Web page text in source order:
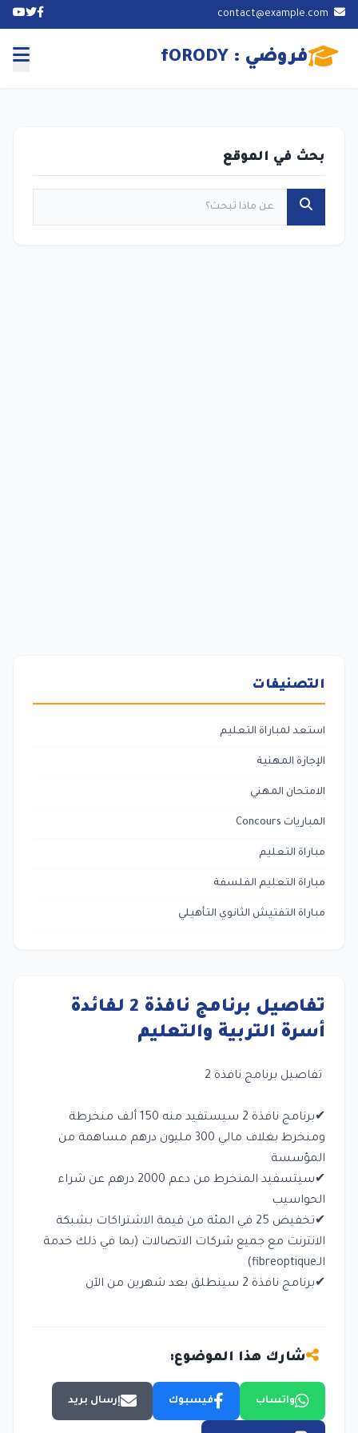
فروضي : fORODY
بحث في الموقع
التصنيفات
استعد لمباراة التعليم
الإجازة المهنية
الامتحان المهني
المباريات Concours
مباراة التعليم
مباراة التعليم الفلسفة
مباراة التفتيش الثانوي التأهيلي
تفاصيل برنامج نافذة 2 لفائدة
أسرة التربية والتعليم
تفاصيل برنامج نافذة 2
✔برنامج نافذة 2 سيستفيد منه 150 ألف منخرطة
ومنخرط بغلاف مالي 300 مليون درهم مساهمة من
المؤسسة
✔سيتسفيد المنخرط من دعم 2000 درهم عن شراء
الحواسيب
✔تخفيض 25 في المئة من قيمة الاشتراكات بشبكة
الانترنت مع جميع شركات الاتصالات (بما في ذلك خدمة
الـfibreoptique)
✔برنامج نافذة 2 سينطلق بعد شهرين من الآن
شارك هذا الموضوع:
واتساب فيسبوك إرسال بريد